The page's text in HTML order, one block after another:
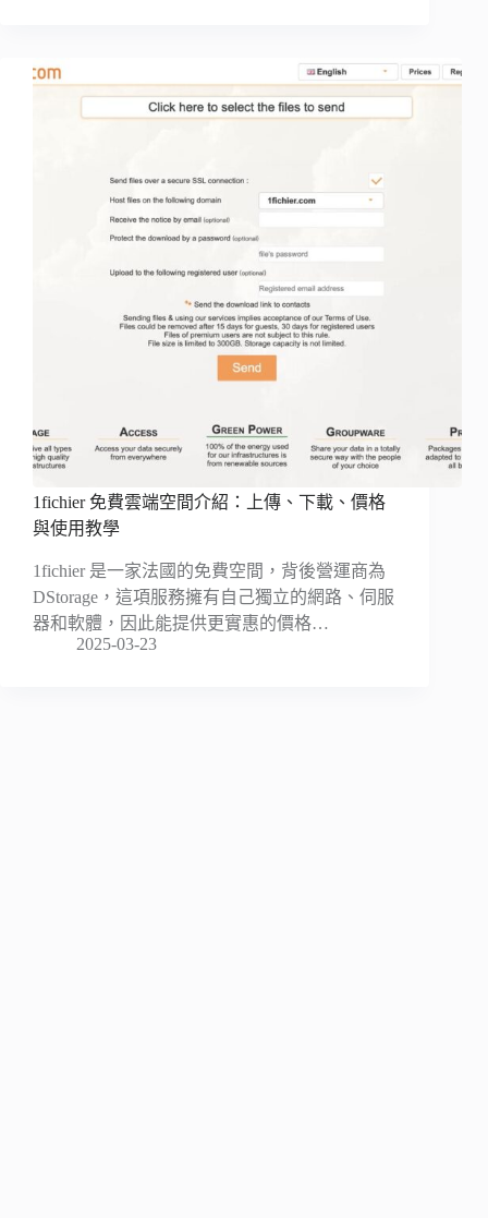
1fichier 免費雲端空間介紹：上傳、下載、價格
與使用教學
1fichier 是一家法國的免費空間，背後營運商為
DStorage，這項服務擁有自己獨立的網路、伺服
器和軟體，因此能提供更實惠的價格…
2025-03-23